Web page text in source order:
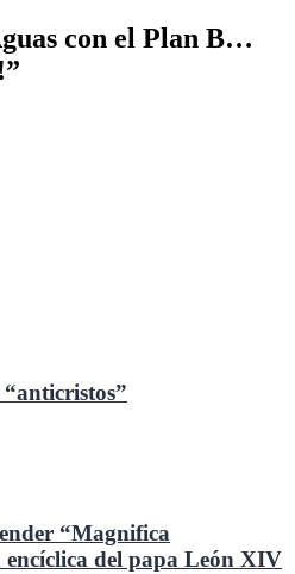
con el Plan B…
”
“Magnifica
del papa León XIV